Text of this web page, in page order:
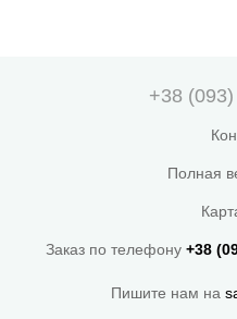
+38
Полная
Заказ по телефону +38
Пишите нам на